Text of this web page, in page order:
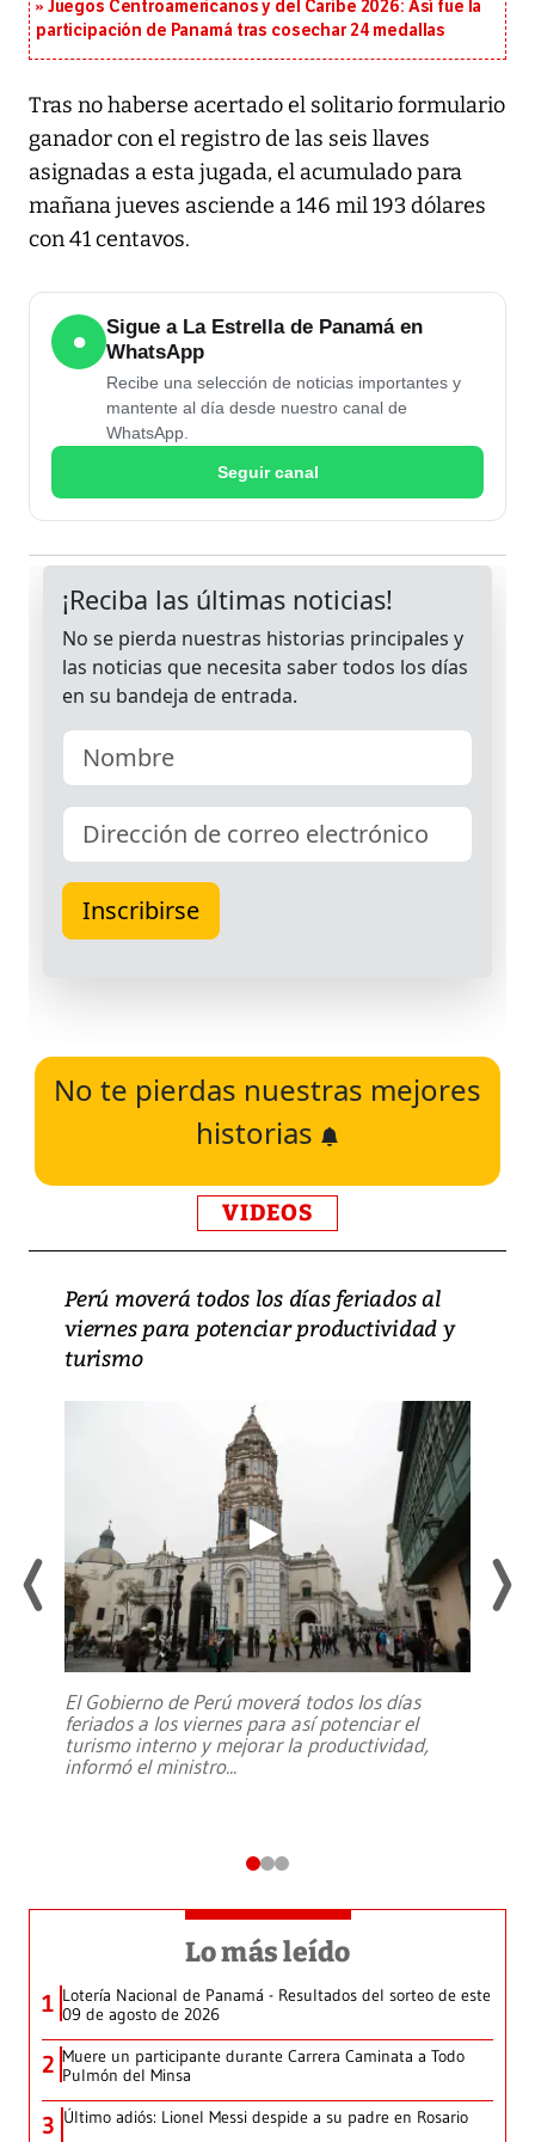
Juegos Centroamericanos y del Caribe 2026: Así fue la
participación de Panamá tras cosechar 24 medallas
Tras no haberse acertado el solitario formulario
ganador con el registro de las seis llaves
asignadas a esta jugada, el acumulado para
mañana jueves asciende a 146 mil 193 dólares
con 41 centavos.
●
Sigue a La Estrella de Panamá en
WhatsApp
Recibe una selección de noticias importantes y
mantente al día desde nuestro canal de
WhatsApp.
Seguir canal
No te pierdas nuestras mejores
historias
VIDEOS
Perú moverá todos los días feriados al
viernes para potenciar productividad y
turismo
El Gobierno de Perú moverá todos los días
feriados a los viernes para así potenciar el
turismo interno y mejorar la productividad,
informó el ministro...
Lo más leído
1 Lotería Nacional de Panamá - Resultados del sorteo de este
09 de agosto de 2026
2 Muere un participante durante Carrera Caminata a Todo
Pulmón del Minsa
3 Último adiós: Lionel Messi despide a su padre en Rosario